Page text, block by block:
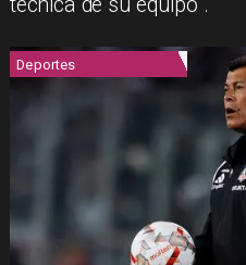
Deportes